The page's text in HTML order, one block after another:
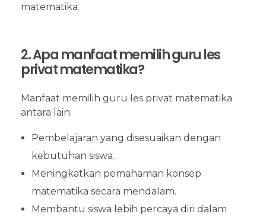
matematika.
2. Apa manfaat memilih guru les
privat matematika?
Manfaat memilih guru les privat matematika
antara lain:
Pembelajaran yang disesuaikan dengan
kebutuhan siswa.
Meningkatkan pemahaman konsep
matematika secara mendalam.
Membantu siswa lebih percaya diri dalam